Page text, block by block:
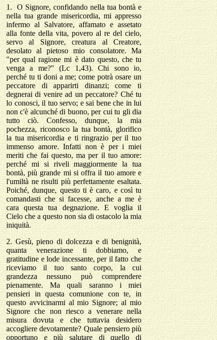
1. O Signore, confidando nella tua bontà e
nella tua grande misericordia, mi appresso
infermo al Salvatore, affamato e assetato
alla fonte della vita, povero al re del cielo,
servo al Signore, creatura al Creatore,
desolato al pietoso mio consolatore. Ma
"per qual ragione mi è dato questo, che tu
venga a me?" (Lc 1,43). Chi sono io,
perché tu ti doni a me; come potrà osare un
peccatore di apparirti dinanzi; come ti
degnerai di venire ad un peccatore? Ché tu
lo conosci, il tuo servo; e sai bene che in lui
non c'è alcunché di buono, per cui tu gli dia
tutto ciò. Confesso, dunque, la mia
pochezza, riconosco la tua bontà, glorifico
la tua misericordia e ti ringrazio per il tuo
immenso amore. Infatti non è per i miei
meriti che fai questo, ma per il tuo amore:
perché mi si riveli maggiormente la tua
bontà, più grande mi si offra il tuo amore e
l'umiltà ne risulti più perfettamente esaltata.
Poiché, dunque, questo ti è caro, e così tu
comandasti che si facesse, anche a me è
cara questa tua degnazione. E voglia il
Cielo che a questo non sia di ostacolo la mia
iniquità.
2. Gesù, pieno di dolcezza e di benignità,
quanta venerazione ti dobbiamo, e
gratitudine e lode incessante, per il fatto che
riceviamo il tuo santo corpo, la cui
grandezza nessuno può comprendere
pienamente. Ma quali saranno i miei
pensieri in questa comunione con te, in
questo avvicinarmi al mio Signore; al mio
Signore che non riesco a venerare nella
misura dovuta e che tuttavia desidero
accogliere devotamente? Quale pensiero più
opportuno e più salutare di quello di